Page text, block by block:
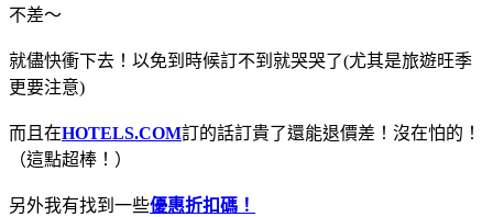
不差～
就儘快衝下去！以免到時候訂不到就哭哭了(尤其是旅遊旺季
更要注意)
而且在HOTELS.COM訂的話訂貴了還能退價差！沒在怕的！
（這點超棒！）
另外我有找到一些優惠折扣碼！